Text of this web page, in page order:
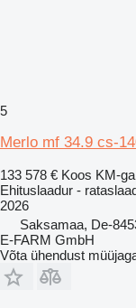
5
Merlo mf 34.9 cs-
133 578 € Koos KM-ga
Ehituslaadur -
2026
Saksamaa, De-
E-FARM GmbH
Võta ühendust